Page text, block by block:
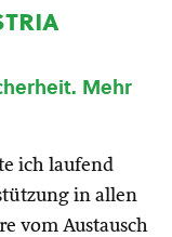
Mehr
ich laufend
in allen
vom Austausch